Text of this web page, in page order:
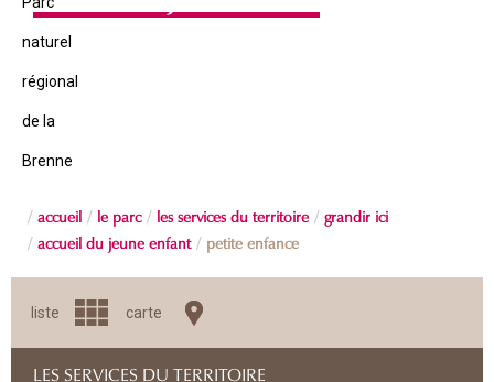
accueil le parc les services du territoire grandir ici
accueil du jeune enfant petite enfance
liste carte
LES SERVICES DU TERRITOIRE